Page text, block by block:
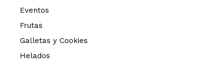
Eventos
Frutas
Galletas y Cookies
Helados